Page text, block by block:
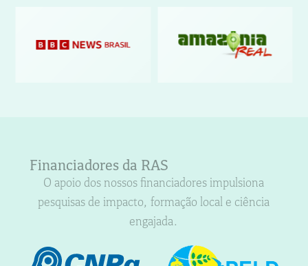
Financiadores da RAS
O apoio dos nossos financiadores impulsiona
pesquisas de impacto, formação local e ciência
engajada.